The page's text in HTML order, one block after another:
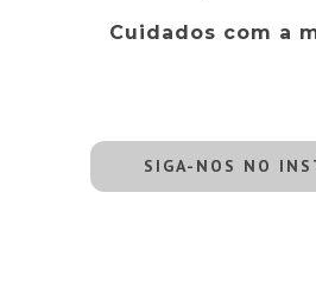
Cuidados com a
SIGA-NOS NO